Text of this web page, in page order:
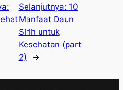
Selanjutnya: 10
Manfaat Daun
Sirih untuk
Kesehatan (part
2)
→